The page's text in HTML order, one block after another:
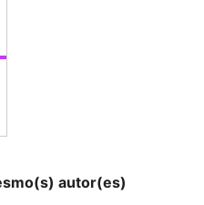
autor(es)